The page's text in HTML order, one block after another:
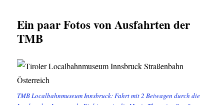
Ein paar Fotos von Ausfahrten der
TMB
TMB Localbahnmuseum Innsbruck: Fahrt mit 2 Beiwagen durch die